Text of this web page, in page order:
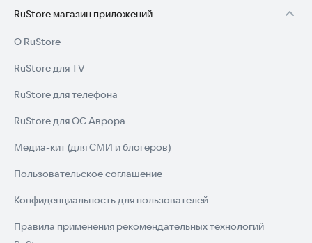
RuStore магазин приложений
О RuStore
RuStore для TV
RuStore для телефона
RuStore для ОС Аврора
Медиа-кит (для СМИ и блогеров)
Пользовательское соглашение
Конфиденциальность для пользователей
Правила применения рекомендательных технологий